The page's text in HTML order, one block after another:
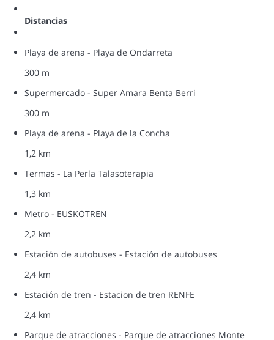
Distancias
Playa de arena - Playa de Ondarreta
300 m
Supermercado - Super Amara Benta Berri
300 m
Playa de arena - Playa de la Concha
1,2 km
Termas - La Perla Talasoterapia
1,3 km
Metro - EUSKOTREN
2,2 km
Estación de autobuses - Estación de autobuses
2,4 km
Estación de tren - Estacion de tren RENFE
2,4 km
Parque de atracciones - Parque de atracciones Monte